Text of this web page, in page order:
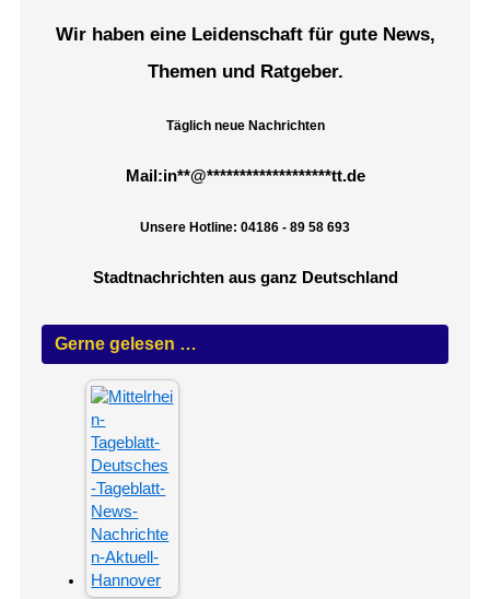
Wir haben eine Leidenschaft für gute News,
Themen und Ratgeber.
Täglich neue Nachrichten
Mail:in**@*******************tt.de
Unsere Hotline: 04186 - 89 58 693
Stadtnachrichten aus ganz Deutschland
Gerne gelesen …